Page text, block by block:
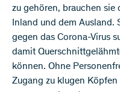
zu gehören, brauchen sie
Inland und dem Ausland.
gegen das Corona-Virus
damit
können. Ohne
Zugang zu klugen